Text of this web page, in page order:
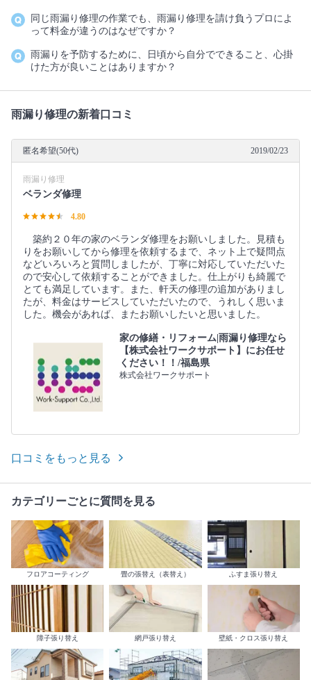
同じ雨漏り修理の作業でも、雨漏り修理を請け負うプロによ
って料金が違うのはなぜですか？
雨漏りを予防するために、日頃から自分でできること、心掛
けた方が良いことはありますか？
雨漏り修理の新着口コミ
匿名希望(50代) 2019/02/23
雨漏り修理
ベランダ修理
4.80
築約２０年の家のベランダ修理をお願いしました。見積も
りをお願いしてから修理を依頼するまで、ネット上で疑問点
などいろいろと質問しましたが、丁寧に対応していただいた
ので安心して依頼することができました。仕上がりも綺麗で
とても満足しています。また、軒天の修理の追加がありまし
たが、料金はサービスしていただいたので、うれしく思いま
した。機会があれば、またお願いしたいと思いました。
家の修繕・リフォーム|雨漏り修理なら
【株式会社ワークサポート】にお任せ
ください！！/福島県
株式会社ワークサポート
口コミをもっと見る
カテゴリーごとに質問を見る
フロアコーティング 畳の張替え（表替え） ふすま張り替え
障子張り替え 網戸張り替え 壁紙・クロス張り替え